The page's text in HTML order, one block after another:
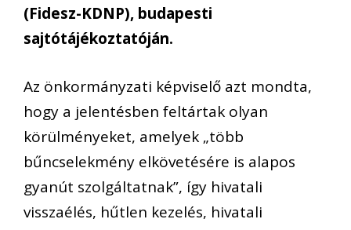
(Fidesz-KDNP), budapesti
sajtótájékoztatóján.
Az önkormányzati képviselő azt mondta,
hogy a jelentésben feltártak olyan
körülményeket, amelyek „több
bűncselekmény elkövetésére is alapos
gyanút szolgáltatnak”, így hivatali
visszaélés, hűtlen kezelés, hivatali